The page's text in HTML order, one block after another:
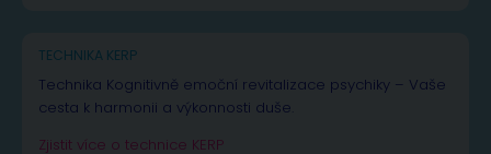
TECHNIKA KERP
Technika Kognitivně emoční revitalizace psychiky – Vaše
cesta k harmonii a výkonnosti duše.
Zjistit více o technice KERP